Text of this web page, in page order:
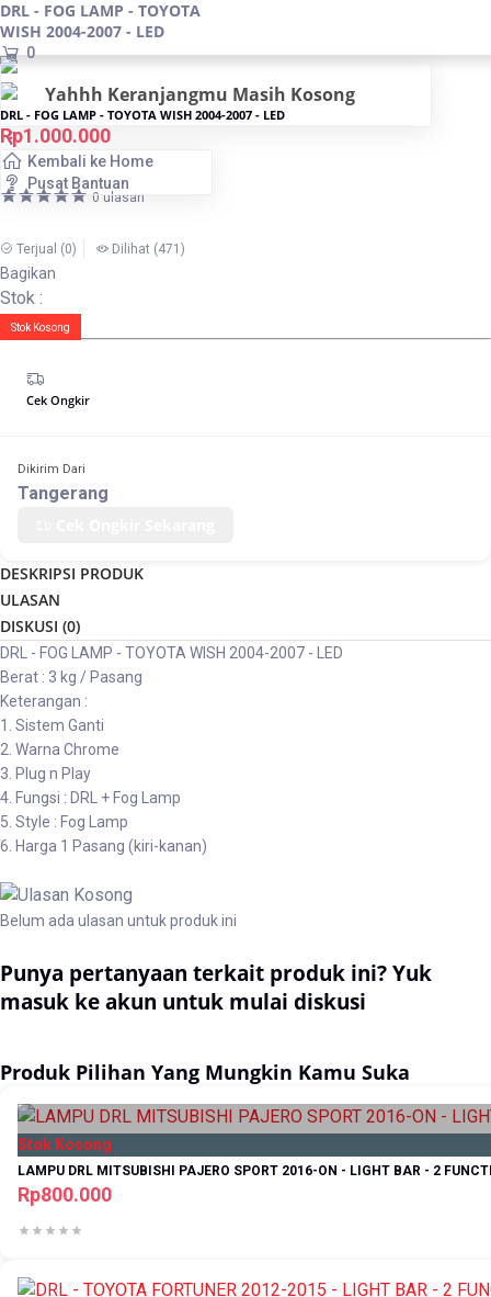
DRL - FOG LAMP - TOYOTA
WISH 2004-2007 - LED
0
Yahhh Keranjangmu Masih Kosong
Kembali ke Home
Pusat Bantuan
DRL - FOG LAMP - TOYOTA WISH 2004-2007 - LED
Rp1.000.000
0 ulasan
Terjual (0) Dilihat (471)
Bagikan
Stok :
Stok Kosong
Cek Ongkir
Dikirim Dari
Tangerang
DESKRIPSI PRODUK
ULASAN
DISKUSI (0)
DRL - FOG LAMP - TOYOTA WISH 2004-2007 - LED
Berat : 3 kg / Pasang
Keterangan :
1. Sistem Ganti
2. Warna Chrome
3. Plug n Play
4. Fungsi : DRL + Fog Lamp
5. Style : Fog Lamp
6. Harga 1 Pasang (kiri-kanan)
Belum ada ulasan untuk produk ini
Punya pertanyaan terkait produk ini? Yuk
masuk ke akun untuk mulai diskusi
Produk Pilihan Yang Mungkin Kamu Suka
Stok Kosong
LAMPU DRL MITSUBISHI PAJERO SPORT 2016-ON - LIGHT BAR - 2
Rp800.000